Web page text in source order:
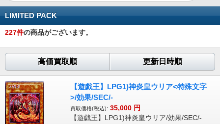
LIMITED PACK
227件の商品がございます。
高価買取順 更新日時順
【遊戯王】LPG1)神炎皇ウリア<特殊文字
>/効果/SEC/-
買取価格(税込): 35,000 円
【遊戯王】LPG1)神炎皇ウリア/効果/SEC/-